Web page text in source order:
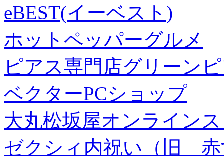
eBEST(イーベスト)
ホットペッパーグルメ
ピアス専門店グリーン
ベクターPCショップ
大丸松坂屋オンライン
ゼクシィ内祝い（旧 赤